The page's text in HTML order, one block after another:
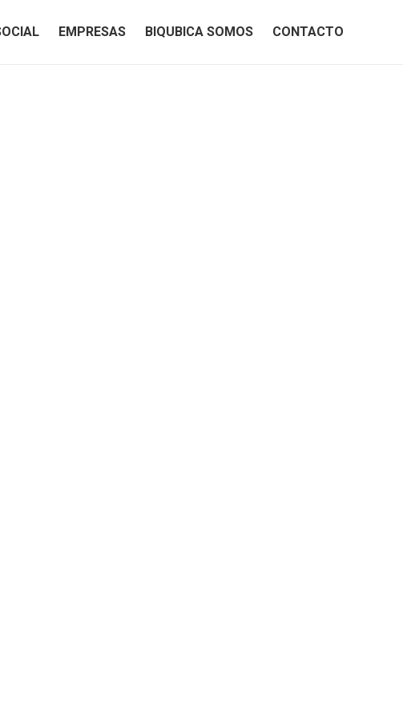
EMPRESAS BIQUBICA SOMOS CONTACTO
EMPRESAS BIQUBICA SOMOS CONTACTO